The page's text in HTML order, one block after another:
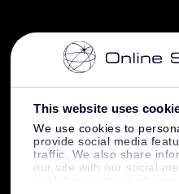
This website uses
We use cookies to
provide social media
traffic. We also share
our site with our social